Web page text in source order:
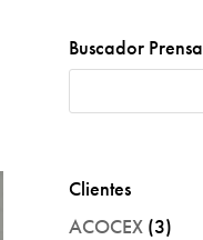
Buscador Prensa
Clientes
ACOCEX (3)